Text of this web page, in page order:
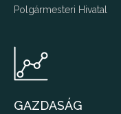
Polgármesteri Hivatal
GAZDASÁG